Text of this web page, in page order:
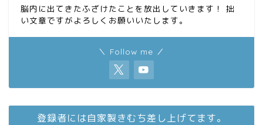
脳内に出てきたふざけたことを放出していきます！ 拙
い文章ですがよろしくお願いいたします。
＼ Follow me ／
登録者には自家製きむち差し上げてます。